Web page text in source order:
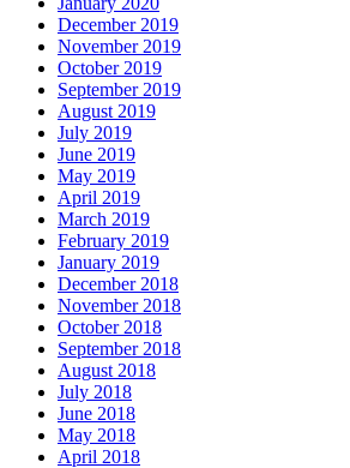
December 2019
November 2019
October 2019
September 2019
August 2019
July 2019
June 2019
May 2019
April 2019
March 2019
February 2019
January 2019
December 2018
November 2018
October 2018
September 2018
August 2018
July 2018
June 2018
May 2018
April 2018